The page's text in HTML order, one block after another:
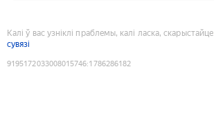
Калі ў вас узніклі праблемы, калі ласка, скарыстайце
сувязі
9195172033008015746:1786286182